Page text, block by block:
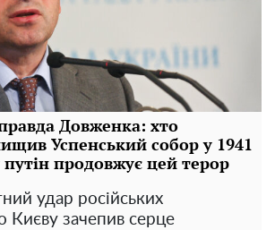
Довженка: хто
Успенський собор у 1941
продовжує цей терор
удар російських
Києву зачепив серце